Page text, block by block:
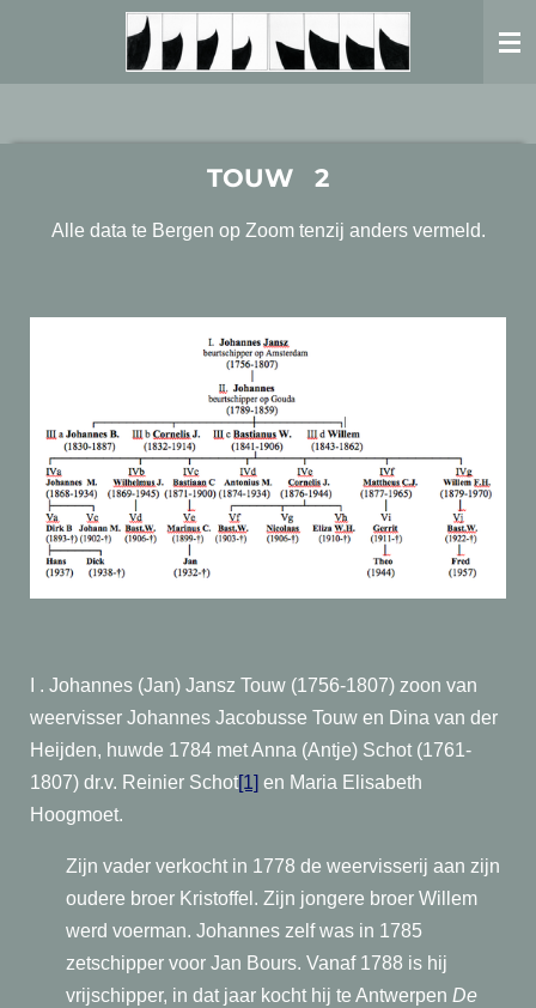
TOUW 2
Alle data te Bergen op Zoom tenzij anders vermeld.
I . Johannes (Jan) Jansz Touw (1756-1807) zoon van
weervisser Johannes Jacobusse Touw en Dina van der
Heijden, huwde 1784 met Anna (Antje) Schot (1761-
1807) dr.v. Reinier Schot[1] en Maria Elisabeth
Hoogmoet.
Zijn vader verkocht in 1778 de weervisserij aan zijn
oudere broer Kristoffel. Zijn jongere broer Willem
werd voerman. Johannes zelf was in 1785
zetschipper voor Jan Bours. Vanaf 1788 is hij
vrijschipper, in dat jaar kocht hij te Antwerpen De